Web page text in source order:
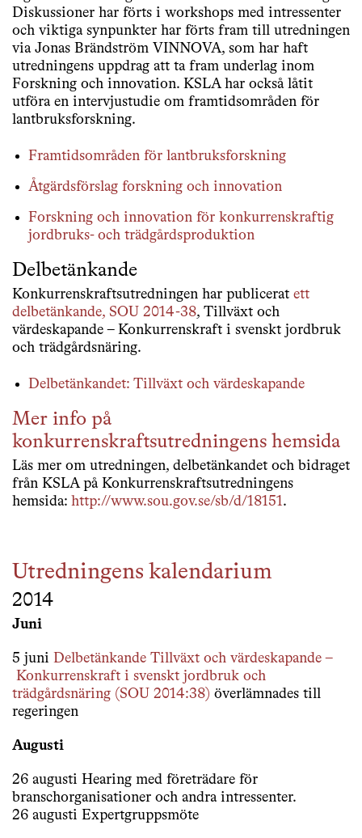
Diskussioner har förts i workshops med intressenter
och viktiga synpunkter har förts fram till utredningen
via Jonas Brändström VINNOVA, som har haft
utredningens uppdrag att ta fram underlag inom
Forskning och innovation. KSLA har också låtit
utföra en intervjustudie om framtidsområden för
lantbruksforskning.
Framtidsområden för lantbruksforskning
Åtgärdsförslag forskning och innovation
Forskning och innovation för konkurrenskraftig
jordbruks- och trädgårdsproduktion
Delbetänkande
Konkurrenskraftsutredningen har publicerat ett
delbetänkande, SOU 2014-38, Tillväxt och
värdeskapande – Konkurrenskraft i svenskt jordbruk
och trädgårdsnäring.
Delbetänkandet: Tillväxt och värdeskapande
Mer info på
konkurrenskraftsutredningens hemsida
Läs mer om utredningen, delbetänkandet och bidraget
från KSLA på Konkurrenskraftsutredningens
hemsida: http://www.sou.gov.se/sb/d/18151.
Utredningens kalendarium
2014
Juni
5 juni Delbetänkande Tillväxt och värdeskapande –
Konkurrenskraft i svenskt jordbruk och
trädgårdsnäring (SOU 2014:38) överlämnades till
regeringen
Augusti
26 augusti Hearing med företrädare för
branschorganisationer och andra intressenter.
26 augusti Expertgruppsmöte